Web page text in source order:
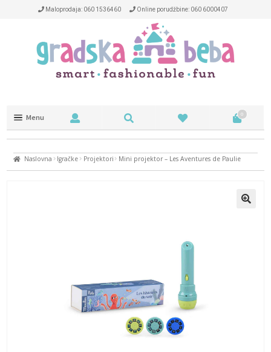
Maloprodaja: 060 1536460 Online porudžbine: 060 6000407
0
Menu
Trotineti i kacige
NA OTVORENOM
Naslovna Igračke Projektori Mini projektor – Les Aventures de Paulie